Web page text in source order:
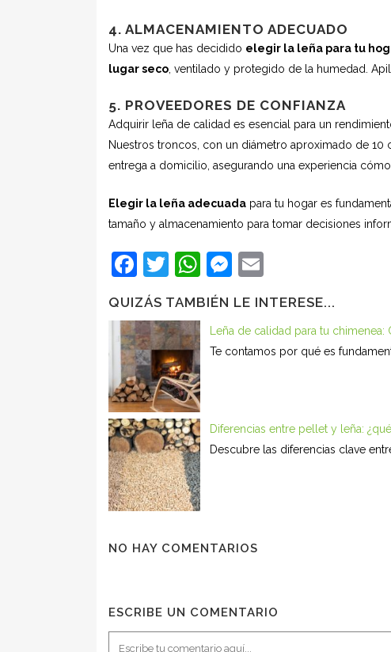
4. ALMACENAMIENTO ADECUADO
Una vez que has decidido elegir la leña para tu
lugar seco , ventilado y protegido de la humedad.
5. PROVEEDORES DE CONFIANZA
Adquirir leña de calidad es esencial para un
Nuestros troncos, con un diámetro aproximado de
entrega a domicilio, asegurando una experiencia
Elegir la leña adecuada para tu hogar es
tamaño y almacenamiento para tomar decisiones
Facebook
Twitter
WhatsApp
Messenger
QUIZÁS TAMBIÉN LE INTERESE...
Leña de calidad para tu
Te contamos por qué es
Diferencias entre pellet y leña:
Descubre las diferencias clave
NO HAY COMENTARIOS
ESCRIBE UN COMENTARIO